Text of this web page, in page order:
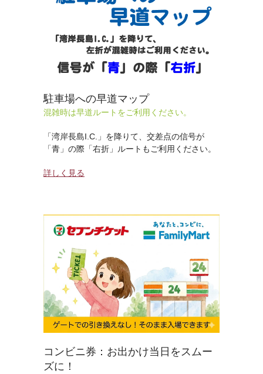
駐車場への早道マップ
混雑時は早道ルートをご利用ください。
「湾岸長島I.C.」を降りて、交差点の信号が
「青」の際「右折」ルートもご利用ください。
詳しく見る
コンビニ券：お出かけ当日をスムー
ズに！